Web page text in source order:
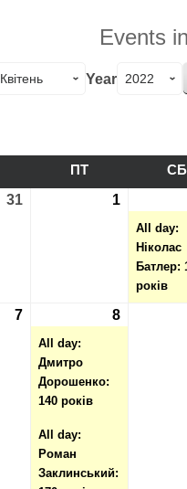
Events
Year
ПТП’ЯТНИЦЯ СБ
31 1
All day:
Ніколас
Батлер:
років
7 8
All day:
Дмитро
Дорошенко:
140 років
All day:
Роман
Заклинський: